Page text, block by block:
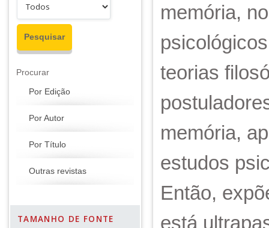
Procurar
Por Edição
Por Autor
Por Título
Outras revistas
TAMANHO DE FONTE
memória,
teorias
memória,
estudos
Então,
está